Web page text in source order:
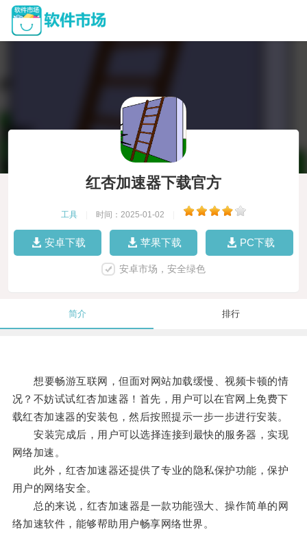
红杏加速器下载官方
工具 时间：2025-01-02
安卓下载 苹果下载 PC下载
安卓市场，安全绿色
简介 排行
想要畅游互联网，但面对网站加载缓慢、视频卡顿的情
况？不妨试试红杏加速器！首先，用户可以在官网上免费下
载红杏加速器的安装包，然后按照提示一步一步进行安装。
安装完成后，用户可以选择连接到最快的服务器，实现
网络加速。
此外，红杏加速器还提供了专业的隐私保护功能，保护
用户的网络安全。
总的来说，红杏加速器是一款功能强大、操作简单的网
络加速软件，能够帮助用户畅享网络世界。